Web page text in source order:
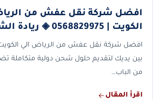
افضل شركة نقل عفش من
الكويت | 0568829975 ◈ ريادة الشحن الذكي
افضل شركة نقل عفش من الرياض الي
بين يديك لتقديم حلول شحن دولية متكاملة
من الباب…
اقرأ المقال